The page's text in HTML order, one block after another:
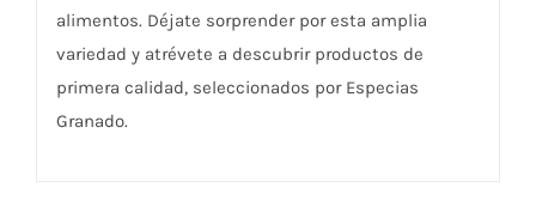
alimentos. Déjate sorprender por esta amplia
variedad y atrévete a descubrir productos de
primera calidad, seleccionados por Especias
Granado.